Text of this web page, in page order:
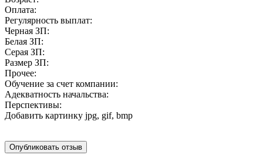
Оплата:
Регулярность выплат:
Черная ЗП:
Белая ЗП:
Серая ЗП:
Размер ЗП:
Прочее:
Обучение за счет компании:
Адекватность начальства:
Перспективы:
Добавить картинку jpg, gif, bmp